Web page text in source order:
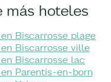
más hoteles
Biscarrosse plage
Biscarrosse ville
Biscarrosse lac
Parentis-en-born